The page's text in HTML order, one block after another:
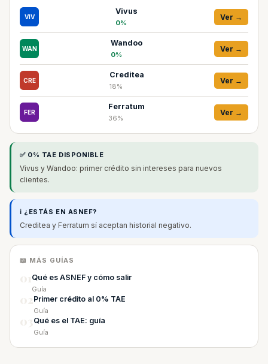
VIV
Vivus
0%
Ver →
WAN
Wandoo
0%
Ver →
CRE
Creditea
18%
Ver →
FER
Ferratum
36%
Ver →
✅ 0% TAE DISPONIBLE
Vivus y Wandoo: primer crédito sin intereses para nuevos
clientes.
ℹ️ ¿ESTÁS EN ASNEF?
Creditea y Ferratum sí aceptan historial negativo.
📖 MÁS GUÍAS
Qué es ASNEF y cómo salir
Guía
Primer crédito al 0% TAE
Guía
Qué es el TAE: guía
Guía